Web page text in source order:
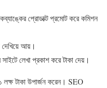
প্রোডাক্ট প্রমোট করে কমিশন
আয়।
লেখা প্রকাশ করে টাকা দেয়।
লক্ষ টাকা উপার্জন করেন। SEO